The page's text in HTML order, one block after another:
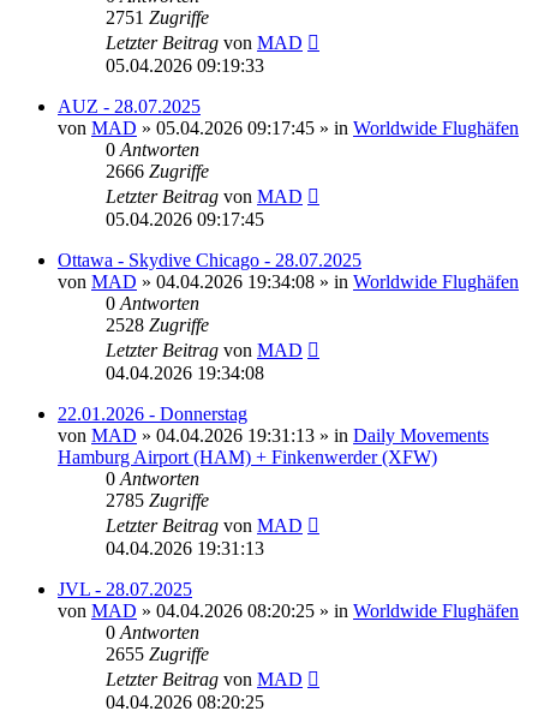
2751 Zugriffe
Letzter Beitrag von MAD
05.04.2026 09:19:33
AUZ - 28.07.2025
von MAD » 05.04.2026 09:17:45 » in Worldwide Flughäfen
0 Antworten
2666 Zugriffe
Letzter Beitrag von MAD
05.04.2026 09:17:45
Ottawa - Skydive Chicago - 28.07.2025
von MAD » 04.04.2026 19:34:08 » in Worldwide Flughäfen
0 Antworten
2528 Zugriffe
Letzter Beitrag von MAD
04.04.2026 19:34:08
22.01.2026 - Donnerstag
von MAD » 04.04.2026 19:31:13 » in Daily Movements
Hamburg Airport (HAM) + Finkenwerder (XFW)
0 Antworten
2785 Zugriffe
Letzter Beitrag von MAD
04.04.2026 19:31:13
JVL - 28.07.2025
von MAD » 04.04.2026 08:20:25 » in Worldwide Flughäfen
0 Antworten
2655 Zugriffe
Letzter Beitrag von MAD
04.04.2026 08:20:25